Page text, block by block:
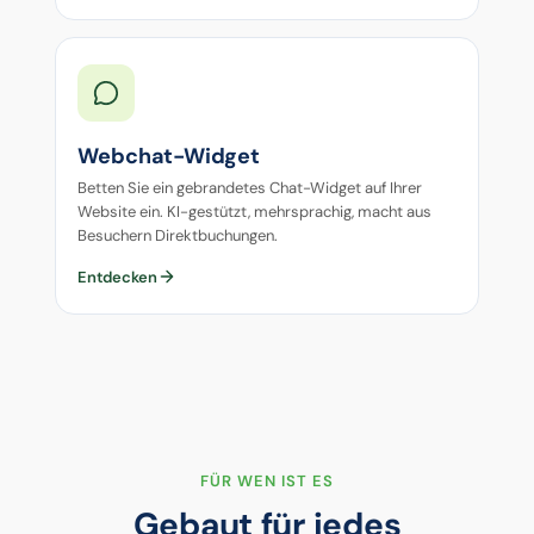
Webchat-Widget
Betten Sie ein gebrandetes Chat-Widget auf Ihrer
Website ein. KI-gestützt, mehrsprachig, macht aus
Besuchern Direktbuchungen.
Entdecken
FÜR WEN IST ES
Gebaut für jedes